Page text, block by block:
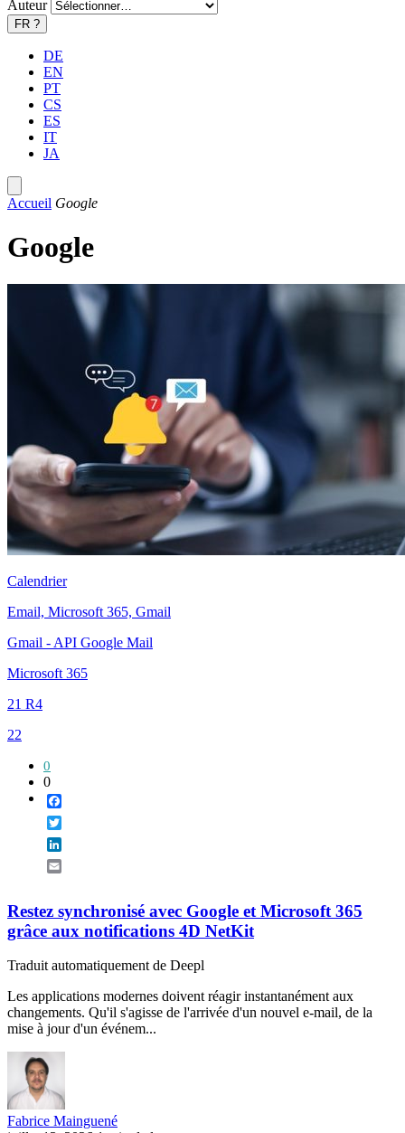
Auteur
FR ?
DE
EN
PT
CS
ES
IT
JA
Accueil Google
Google
Calendrier
Email, Microsoft 365, Gmail
Gmail - API Google Mail
Microsoft 365
21 R4
22
0
0
Restez synchronisé avec Google et Microsoft 365
grâce aux notifications 4D NetKit
Traduit automatiquement de Deepl
Les applications modernes doivent réagir instantanément aux
changements. Qu'il s'agisse de l'arrivée d'un nouvel e-mail, de la
mise à jour d'un événem...
Fabrice Mainguené